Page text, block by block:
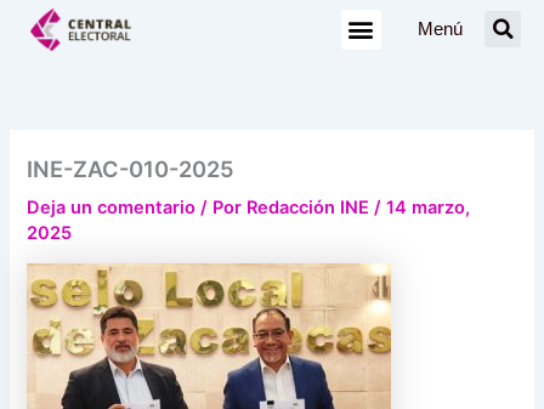
Menú
INE-ZAC-010-2025
Deja un comentario / Por Redacción INE/14 marzo,
2025